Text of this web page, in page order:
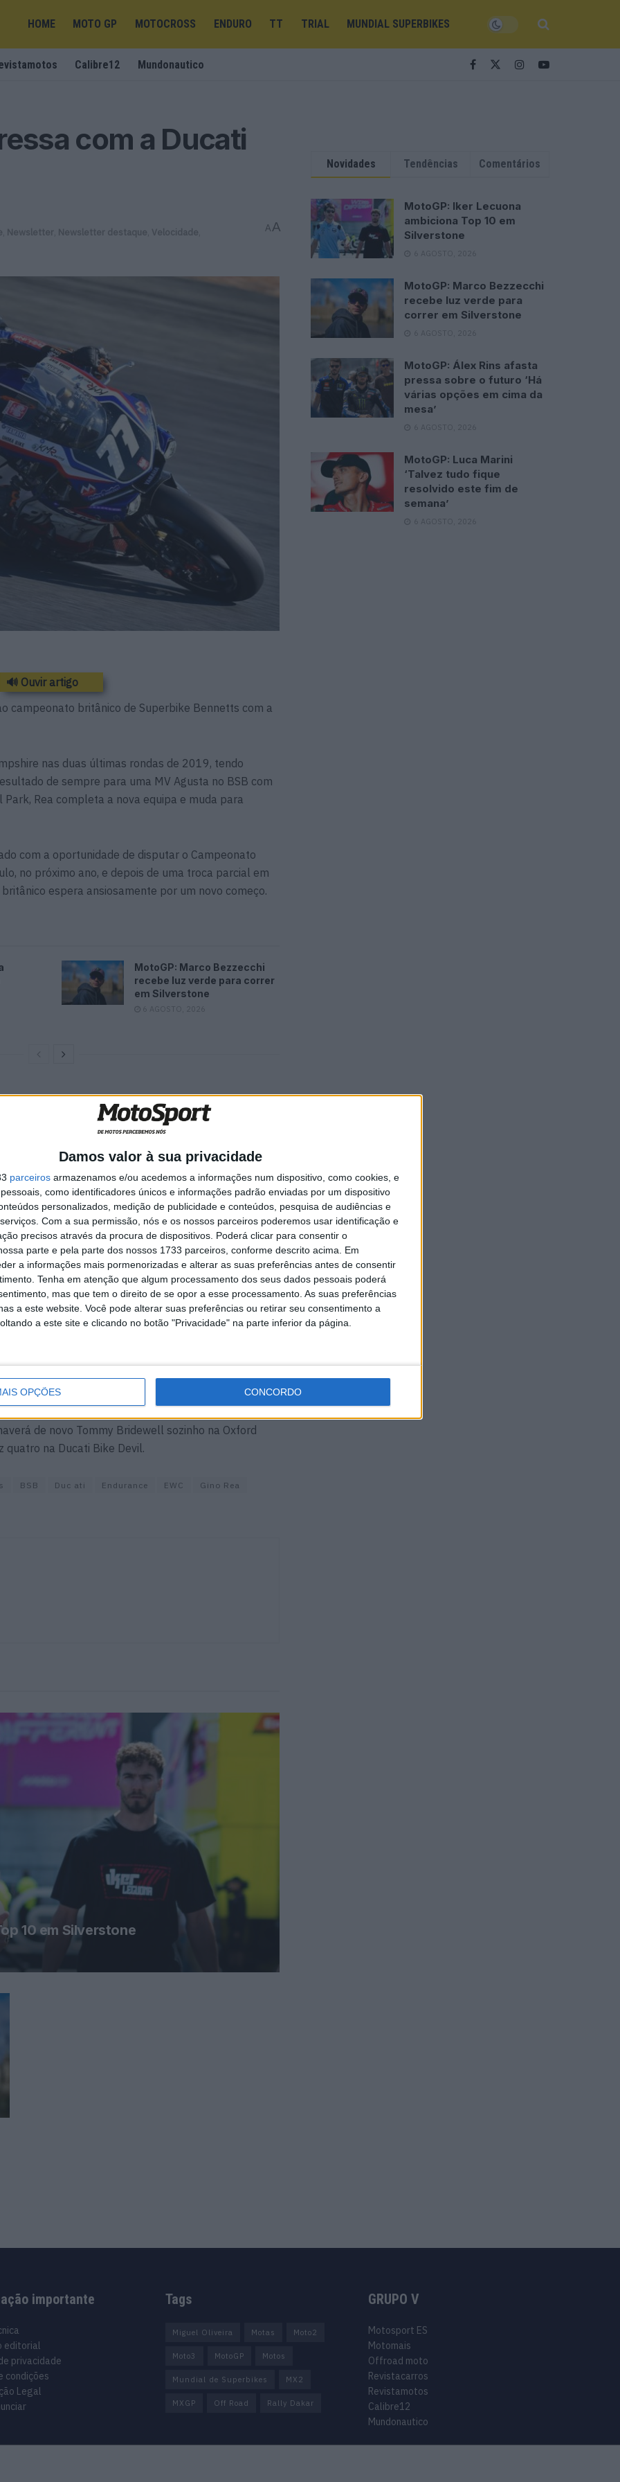
Damos valor à sua privacidade
parceiros armazenamos e/ou acedemos a informações num dispositivo, como cookies, e
como identificadores únicos e informações padrão enviadas por um dispositivo
personalizados, medição de publicidade e conteúdos, pesquisa de audiências e
Com a sua permissão, nós e os nossos parceiros poderemos usar identificação e
precisos através da procura de dispositivos. Poderá clicar para consentir o
parte e pela parte dos nossos 1733 parceiros, conforme descrito acima. Em
a informações mais pormenorizadas e alterar as suas preferências antes de consentir
Tenha em atenção que algum processamento dos seus dados pessoais poderá
mas que tem o direito de se opor a esse processamento. As suas preferências
a este website. Você pode alterar suas preferências ou retirar seu consentimento a
a este site e clicando no botão "Privacidade" na parte inferior da página.
OPÇÕES CONCORDO
HOME MOTO GP MOTOCROSS ENDURO TT TRIAL MUNDIAL SUPERBIKES
Calibre12 Mundonautico
com a Ducati
Newsletter Newsletter destaque Velocidade AA
🔊 Ouvir artigo
campeonato britânico de Superbike Bennetts com a
nas duas últimas rondas de 2019, tendo
de sempre para uma MV Agusta no BSB com
Rea completa a nova equipa e muda para
com a oportunidade de disputar o Campeonato
no próximo ano, e depois de uma troca parcial em
espera ansiosamente por um novo começo.
MotoGP: Marco Bezzecchi
recebe luz verde para correr
em Silverstone
6 AGOSTO, 2026
regressar ao BSB a tempo inteiro em 2020 com a
na equipa como substituto de última hora em
imediatamente, é ótimo ser recompensado com
disse Rea.
as corridas em que eu deveria estar, mas
a equipa R4R Superstock e competindo no
ainda mais determinado e com fome de voltar a
fantástica para todos nós, sabemos do que a
maximizar o potencial da moto. Farei tudo o que
na grelha de 2020 ao lado de Josh Brookes e
anunciou o seu “name sponsor” que substituirá a
de novo Tommy Bridewell sozinho na Oxford
quatro na Ducati Bike Devil.
BSB Duc ati Endurance EWC
Gino Rea
10 em Silverstone
Novidades Tendências Comentários
MotoGP: Iker Lecuona
ambiciona Top 10 em
Silverstone
6 AGOSTO, 2026
MotoGP: Marco Bezzecchi
recebe luz verde para
correr em Silverstone
6 AGOSTO, 2026
MotoGP: Álex Rins afasta
pressa sobre o futuro ‘Há
várias opções em cima da
mesa’
6 AGOSTO, 2026
MotoGP: Luca Marini
‘Talvez tudo fique
resolvido este fim de
semana’
6 AGOSTO, 2026
importante
editorial
privacidade
condições
Legal
Tags
Miguel Oliveira Motas Moto2
Moto3 MotoGP Motos
Mundial de Superbikes MX2
MXGP Off Road Rally Dakar
GRUPO V
Motosport ES
Motomais
Offroad moto
Revistacarros
Revistamotos
Calibre12
Mundonautico